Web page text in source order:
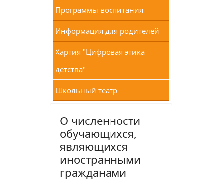
Программы воспитания
Информация для родителей
Хартия "Цифровая этика
детства"
Школьный театр
О численности
обучающихся,
являющихся
иностранными
гражданами